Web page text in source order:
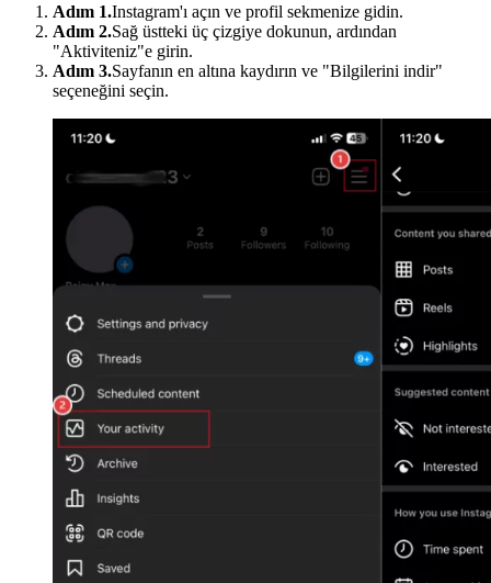
Adım 1.Instagram'ı açın ve profil sekmenize gidin.
Adım 2.Sağ üstteki üç çizgiye dokunun, ardından
"Aktiviteniz"e girin.
Adım 3.Sayfanın en altına kaydırın ve "Bilgilerini indir"
seçeneğini seçin.